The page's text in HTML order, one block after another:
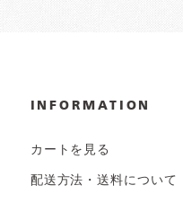
INFORMATION
カートを見る
配送方法・送料について